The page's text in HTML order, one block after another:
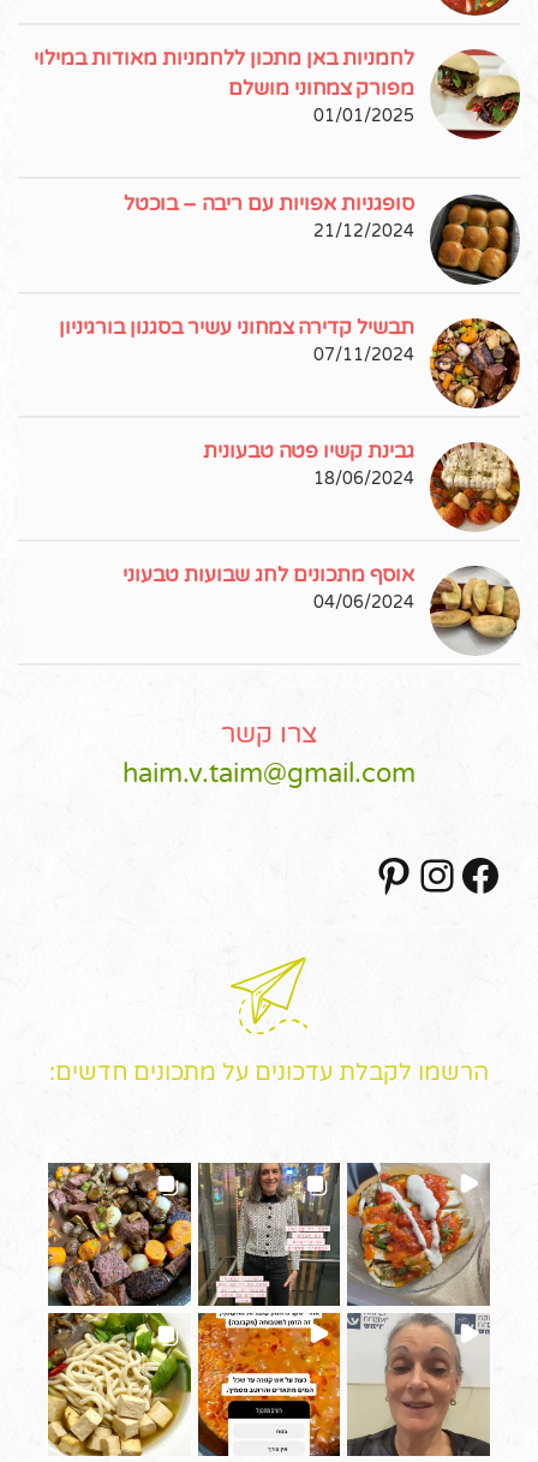
לחמניות באן מתכון ללחמניות מאודות במילוי
מפורק צמחוני מושלם
01/01/2025
סופגניות אפויות עם ריבה – בוכטל
21/12/2024
תבשיל קדירה צמחוני עשיר בסגנון בורגיניון
07/11/2024
גבינת קשיו פטה טבעונית
18/06/2024
אוסף מתכונים לחג שבועות טבעוני
04/06/2024
צרו קשר
haim.v.taim@gmail.com
Facebook
Instagram
הרשמו לקבלת עדכונים על מתכונים חדשים: